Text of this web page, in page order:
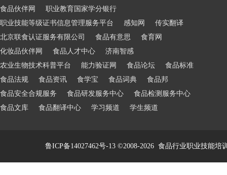
食品伙伴网
职业教育国家学分银行
职业技能等级证书信息管理服务平台
感知网
传实翻译
北京联食认证服务有限公司
食品有意思
食育网
化妆品伙伴网
食品人才中心
济南智感
农业生物技术科普平台
能力验证网 食品论坛
食品标准
食品法规
食品资讯 食学宝 食品词典
食品邦
食品安全合规服务
食品研发服务中心
食品检测服务中心
食品文库
食品翻译中心 学习频道 学生频道
鲁ICP备14027462号-13©2008-2026 食品行业职业技能培